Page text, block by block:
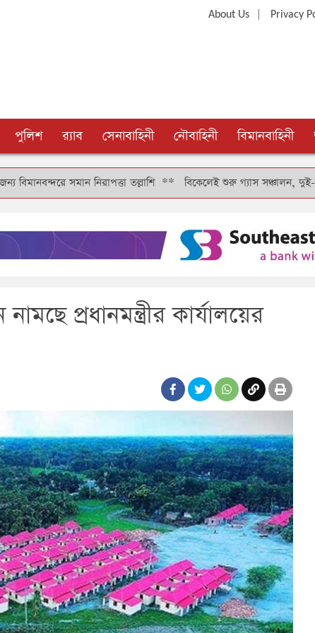
About Us| Privacy
পুলিশ র‍্যাব সেনাবাহিনী নৌবাহিনী বিমানবাহিনী
সমান নিরাপত্তা তল্লাশি** বিকেলেই শুরু গ্যাস সঞ্চালন, দুই-তিন দিনে
প্রধানমন্ত্রীর কার্যালয়ের